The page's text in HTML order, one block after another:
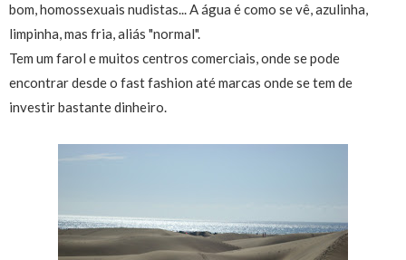
bom, homossexuais nudistas... A água é como se vê, azulinha,
limpinha, mas fria, aliás "normal".
Tem um farol e muitos centros comerciais, onde se pode
encontrar desde o fast fashion até marcas onde se tem de
investir bastante dinheiro.